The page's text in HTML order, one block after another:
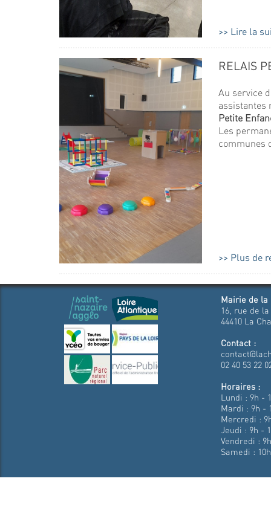
Lire la
RELAIS
Au service
Petite
Les
communes
Plus de
Mairie de la
16, rue de
44410 La
Contact :
02 40 53 22
Horaires :
Lundi : 9h -
Mardi : 9h -
Mercredi :
Jeudi : 9h -
Vendredi :
Samedi :